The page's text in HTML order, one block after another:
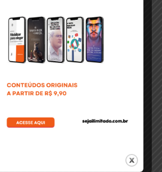
que tenhamos apenas
Câmara dos Deputados”,
o seminário faz as
sobre o que está certo na
precisa mudar. “Sobretudo
cada vez mais, o eleitor
do processo eleitoral;
que não haja renovação no